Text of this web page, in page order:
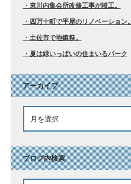
東川内集会所改修工事が竣工。
四万十町で平屋のリノベーション。
土佐市で地鎮祭。
夏は緑いっぱいの住まいるパーク
アーカイブ
ブログ内検索